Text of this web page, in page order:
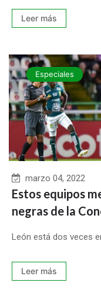
Leer más
Especiales
marzo 04, 2022
Estos equipos
negras de la
León está dos veces
Leer más